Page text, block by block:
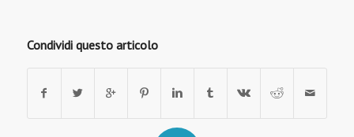
Condividi questo articolo